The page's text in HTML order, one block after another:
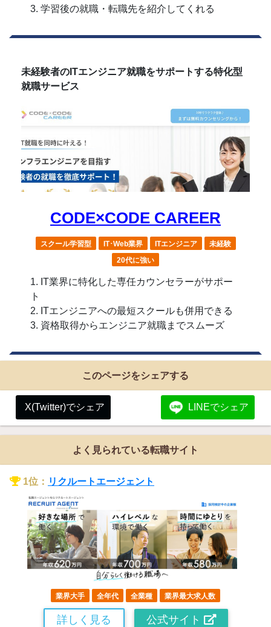
学習後の就職・転職先を紹介してくれる
未経験者のITエンジニア就職をサポートする特化型
就職サービス
CODE×CODE CAREER
スクール学習型 IT･Web業界 ITエンジニア
未経験
20代に強い
IT業界に特化した専任カウンセラーがサポー
ト
ITエンジニアへの最短スクールも併用できる
資格取得からエンジニア就職までスムーズ
このページをシェアする
X(Twitter)でシェア LINEでシェア
よく見られている転職サイト
1位： リクルートエージェント
業界大手 全年代 全業種 業界最大求人数
詳しく見る 公式サイト